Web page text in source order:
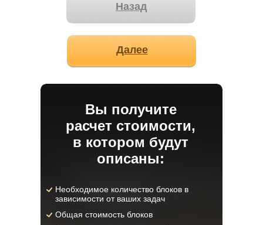
Вы получите
расчет стоимости,
в котором будут
описаны:
Необходимое количество блоков в
зависимости от ваших задач
Общая стоимость блоков
Далее
Назад